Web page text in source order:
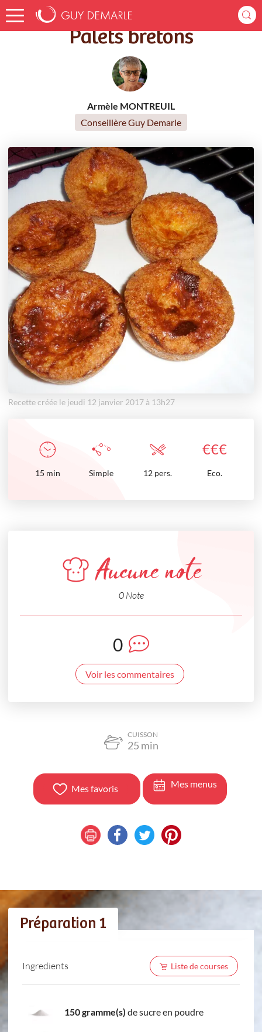
Accueil Recettes Palets bretons
Palets bretons
Armèle MONTREUIL
Conseillère Guy Demarle
Recette créée le jeudi 12 janvier 2017 à 13h27
€€€
15 min Simple 12 pers. Eco.
Aucune note
0 Note
0
Voir les commentaires
CUISSON
25 min
Mes favoris Mes menus
Préparation 1
Ingredients Liste de courses
150 gramme(s) de sucre en poudre